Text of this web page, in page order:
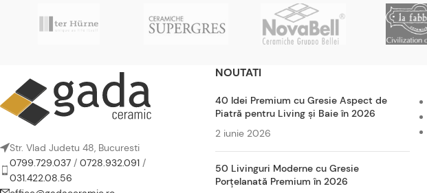
Str. Vlad Judetu 48, Bucuresti
0799.729.037 / 0728.932.091 /
031.422.08.56
NOUTATI
40 Idei Premium cu Gresie Aspect de
Piatră pentru Living și Baie în 2026
2 iunie 2026
50 Livinguri Moderne cu Gresie
Porțelanată Premium în 2026